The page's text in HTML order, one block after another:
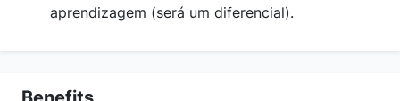
aprendizagem (será um diferencial).